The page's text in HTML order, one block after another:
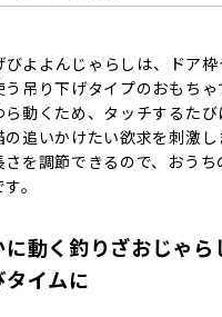
よよんじゃらしは、ドア
吊り下げタイプのおもち
動くため、タッチするた
追いかけたい欲求を刺激
さを調節できるので、おう
。
に動く釣りざおじゃ
タイムに